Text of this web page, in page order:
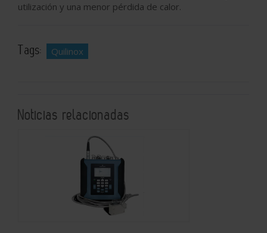
utilización y una menor pérdida de calor.
Tags: Quilinox
Noticias relacionadas